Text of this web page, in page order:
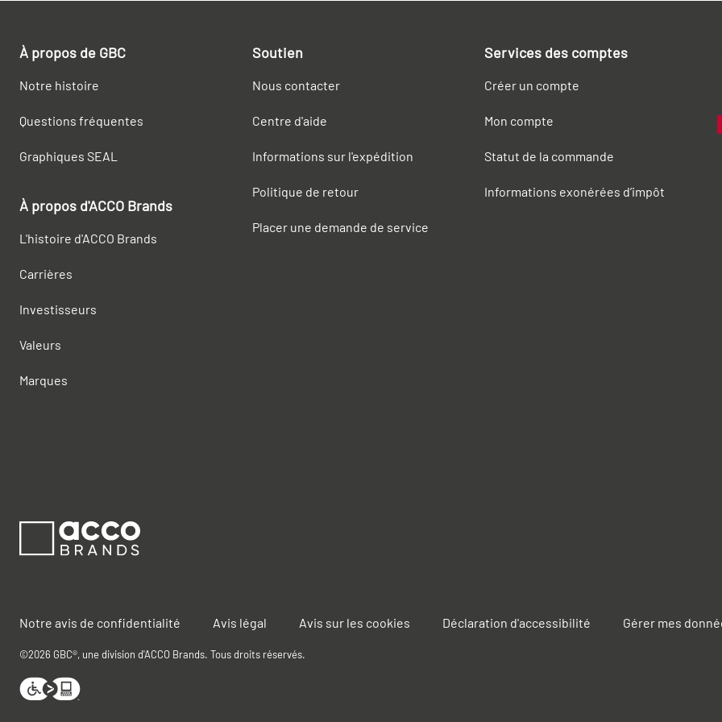
À propos de GBC
Notre histoire
Questions fréquentes
Graphiques SEAL
À propos d'ACCO Brands
L'histoire d'ACCO Brands
Carrières
Investisseurs
Valeurs
Marques
Soutien
Nous contacter
Centre d'aide
Informations sur l'expédition
Politique de retour
Placer une demande de service
Services des comptes
Créer un compte
Mon compte
Statut de la commande
Informations exonérées d’impôt
Notre avis de confidentialité Avis légal Avis sur les cookies Déclaration d'accessibilité Gérer mes
©2026 GBC®, une division d'ACCO Brands. Tous droits réservés.